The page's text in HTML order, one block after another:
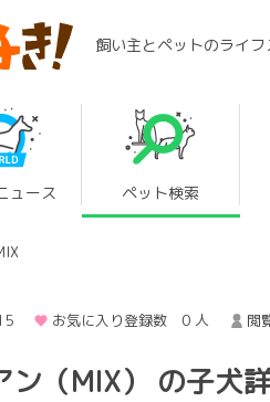
飼い主とペットのライ
ュース ペット検索
お気に入り登録数 0 人 閲
（MIX） の子犬